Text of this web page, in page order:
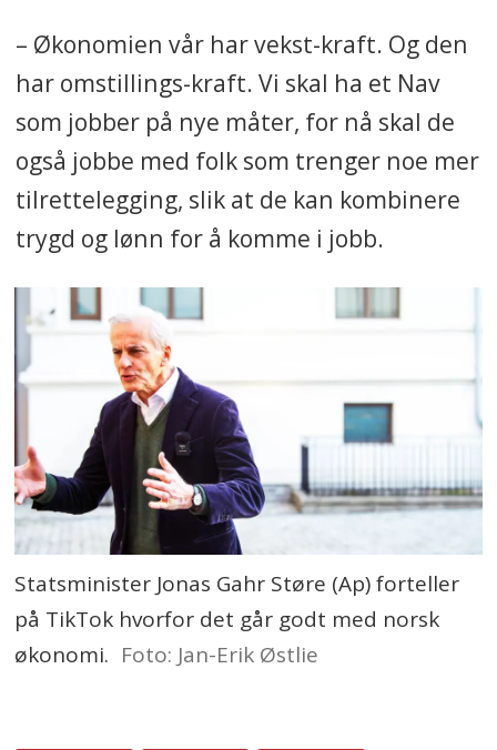
– Økonomien vår har vekst-kraft. Og den
har omstillings-kraft. Vi skal ha et Nav
som jobber på nye måter, for nå skal de
også jobbe med folk som trenger noe mer
tilrettelegging, slik at de kan kombinere
trygd og lønn for å komme i jobb.
Statsminister Jonas Gahr Støre (Ap) forteller
på TikTok hvorfor det går godt med norsk
økonomi. Foto: Jan-Erik Østlie